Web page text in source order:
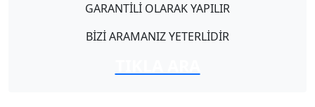
GARANTİLİ OLARAK YAPILIR
BİZİ ARAMANIZ YETERLİDİR